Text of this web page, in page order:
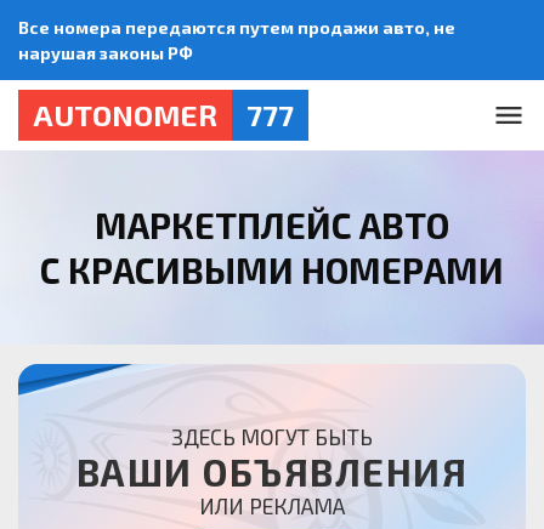
Все номера передаются путем продажи авто, не
нарушая законы РФ
AUTONOMER 777
МАРКЕТПЛЕЙС АВТО
С КРАСИВЫМИ НОМЕРАМИ
ЗДЕСЬ МОГУТ БЫТЬ
ВАШИ ОБЪЯВЛЕНИЯ
ИЛИ РЕКЛАМА